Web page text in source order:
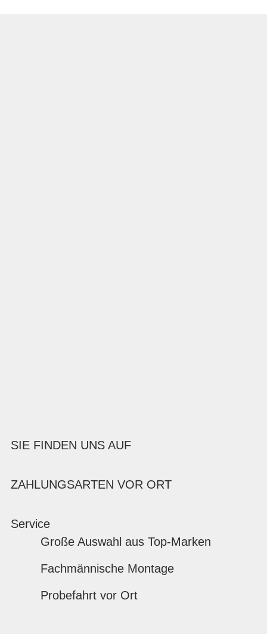
SIE FINDEN UNS AUF
ZAHLUNGSARTEN VOR ORT
Service
Große Auswahl aus Top-Marken
Fachmännische Montage
Probefahrt vor Ort